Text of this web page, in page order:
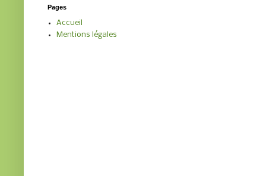
Pages
Accueil
Mentions légales